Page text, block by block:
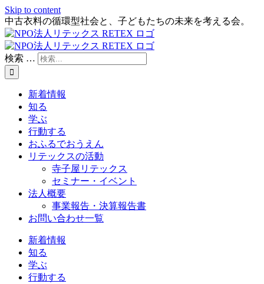
Skip to content
中古衣料の循環型社会と、子どもたちの未来を考える会。
検索 …
新着情報
知る
学ぶ
行動する
おふるでおうえん
リテックスの活動
寺子屋リテックス
セミナー・イベント
法人概要
事業報告・決算報告書
お問い合わせ一覧
新着情報
知る
学ぶ
行動する